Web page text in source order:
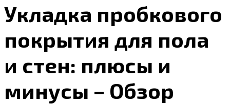
Укладка пробкового
покрытия для пола
и стен: плюсы и
минусы – Обзор